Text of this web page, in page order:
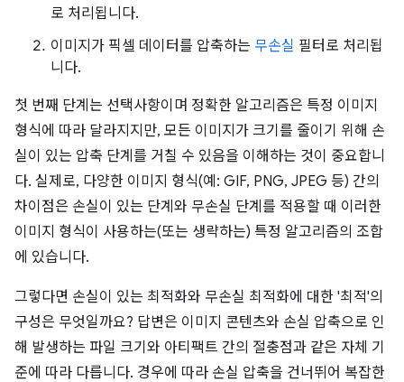
로 처리됩니다.
이미지가 픽셀 데이터를 압축하는 무손실 필터로 처리됩
니다.
첫 번째 단계는 선택사항이며 정확한 알고리즘은 특정 이미지
형식에 따라 달라지지만, 모든 이미지가 크기를 줄이기 위해 손
실이 있는 압축 단계를 거칠 수 있음을 이해하는 것이 중요합니
다. 실제로, 다양한 이미지 형식(예: GIF, PNG, JPEG 등) 간의
차이점은 손실이 있는 단계와 무손실 단계를 적용할 때 이러한
이미지 형식이 사용하는(또는 생략하는) 특정 알고리즘의 조합
에 있습니다.
그렇다면 손실이 있는 최적화와 무손실 최적화에 대한 '최적'의
구성은 무엇일까요? 답변은 이미지 콘텐츠와 손실 압축으로 인
해 발생하는 파일 크기와 아티팩트 간의 절충점과 같은 자체 기
준에 따라 다릅니다. 경우에 따라 손실 압축을 건너뛰어 복잡한